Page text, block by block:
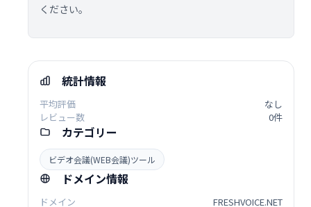
ください。
統計情報
平均評価
なし
レビュー数
0件
カテゴリー
ビデオ会議(WEB会議)ツール
ドメイン情報
ドメイン FRESHVOICE.NET